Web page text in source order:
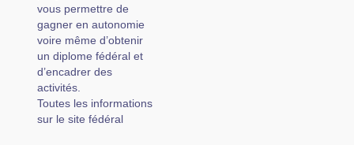
vous permettre de
gagner en autonomie
voire même d’obtenir
un diplome fédéral et
d’encadrer des
activités.
Toutes les informations
sur le site fédéral